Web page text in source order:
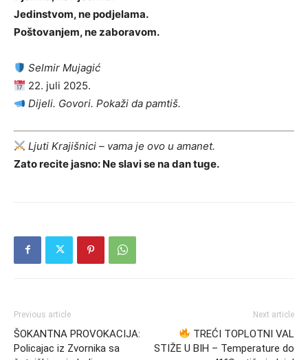
Jedinstvom, ne podjelama.
Poštovanjem, ne zaboravom.
Selmir Mujagić
22. juli 2025.
Dijeli. Govori. Pokaži da pamtiš.
Ljuti Krajišnici – vama je ovo u amanet.
Zato recite jasno: Ne slavi se na dan tuge.
Previous article
ŠOKANTNA PROVOKACIJA:
Policajac iz Zvornika sa
Next article
TREĆI TOPLOTNI VAL
STIŽE U BIH – Temperature do